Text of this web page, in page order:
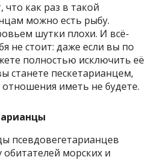
как раз в такой
можно есть рыбу.
шутки плохи. И всё-
не стоит: даже если вы по
полностью исключить её
станете пескетарианцем,
отношения иметь не будете.
псевдовегетарианцев
морских и